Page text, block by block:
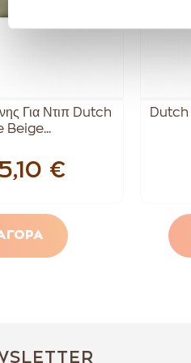
Για Ντιπ Dutch
Beige...
5,10 €
Dutch